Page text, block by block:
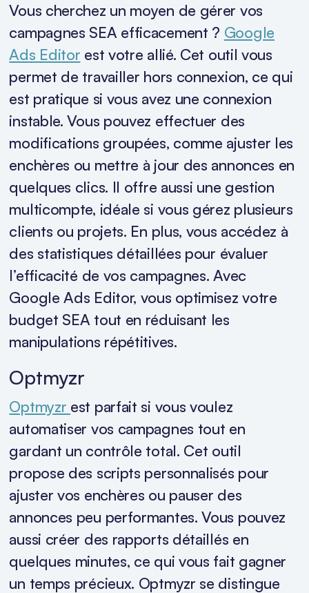
Vous cherchez un moyen de gérer vos
campagnes SEA efficacement ? Google
Ads Editor est votre allié. Cet outil vous
permet de travailler hors connexion, ce qui
est pratique si vous avez une connexion
instable. Vous pouvez effectuer des
modifications groupées, comme ajuster les
enchères ou mettre à jour des annonces en
quelques clics. Il offre aussi une gestion
multicompte, idéale si vous gérez plusieurs
clients ou projets. En plus, vous accédez à
des statistiques détaillées pour évaluer
l’efficacité de vos campagnes. Avec
Google Ads Editor, vous optimisez votre
budget SEA tout en réduisant les
manipulations répétitives.
Optmyzr
Optmyzr est parfait si vous voulez
automatiser vos campagnes tout en
gardant un contrôle total. Cet outil
propose des scripts personnalisés pour
ajuster vos enchères ou pauser des
annonces peu performantes. Vous pouvez
aussi créer des rapports détaillés en
quelques minutes, ce qui vous fait gagner
un temps précieux. Optmyzr se distingue